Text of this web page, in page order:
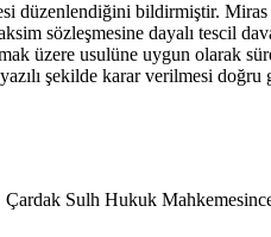
bildirmiştir. Miras
sözleşmesine dayalı tescil
üzere usulüne uygun olarak
şekilde karar verilmesi
Çardak Sulh Hukuk